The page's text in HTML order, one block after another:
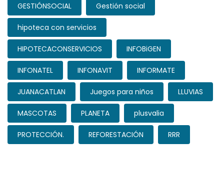
GESTIÓNSOCIAL Gestión social
hipoteca con servicios
HIPOTECACONSERVICIOS INFOBiGEN
INFONATEL INFONAVIT INFORMATE
JUANACATLAN Juegos para niños LLUVIAS
MASCOTAS PLANETA plusvalia
PROTECCIÓN. REFORESTACIÓN RRR